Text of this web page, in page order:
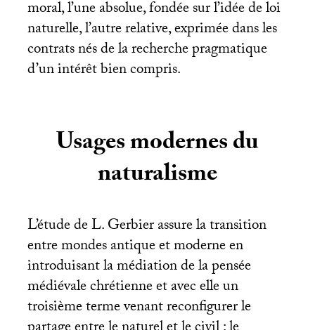
moral, l’une absolue, fondée sur l’idée de loi
naturelle, l’autre relative, exprimée dans les
contrats nés de la recherche pragmatique
d’un intérêt bien compris.
Usages modernes du
naturalisme
L’étude de L. Gerbier assure la transition
entre mondes antique et moderne en
introduisant la médiation de la pensée
médiévale chrétienne et avec elle un
troisième terme venant reconfigurer le